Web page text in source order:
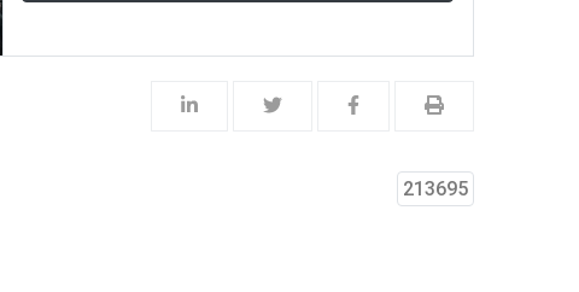
213695